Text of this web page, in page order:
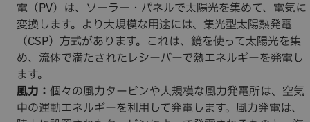
電（PV）は、ソーラー・パネルで太陽光を集めて、電気に
変換します。より大規模な用途には、集光型太陽熱発電
（CSP）方式があります。これは、鏡を使って太陽光を集
め、流体で満たされたレシーバーで熱エネルギーを発電し
ます。
風力： 個々の風力タービンや大規模な風力発電所は、空気
中の運動エネルギーを利用して発電します。風力発電は、